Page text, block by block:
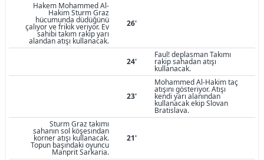
Hakem Mohammed Al-
Hakim Sturm Graz
hücumunda düdüğünü
çalıyor ve frikik veriyor. Ev
sahibi takım rakip yarı
alandan atışı kullanacak.
26'
24'
Faul! deplasman Takımı
rakip sahadan atışı
kullanacak.
23'
Mohammed Al-Hakim taç
atışını gösteriyor. Atışı
kendi yarı alanından
kullanacak ekip Slovan
Bratislava.
Sturm Graz takımı
sahanın sol köşesindan
korner atışı kullanacak.
Topun başındaki oyuncu
Manprit Sarkaria.
21'